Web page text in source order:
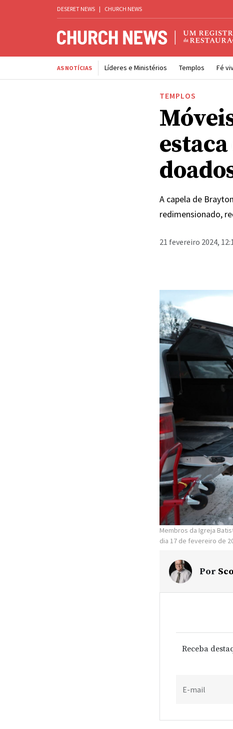
DESERET NEWS | CHURCH NEWS
AS NOTÍCIAS Líderes e Ministérios Templos Fé
TEMPLOS
A capela de
redimensionado,
21 fevereiro 2024,
Membros da Igreja
dia 17 de fevereiro de
Por
Receba
E-mail